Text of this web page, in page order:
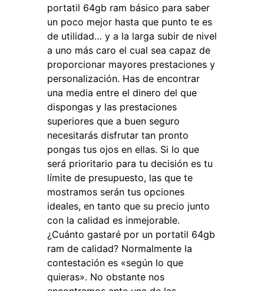
portatil 64gb ram básico para saber
un poco mejor hasta que punto te es
de utilidad… y a la larga subir de nivel
a uno más caro el cual sea capaz de
proporcionar mayores prestaciones y
personalización. Has de encontrar
una media entre el dinero del que
dispongas y las prestaciones
superiores que a buen seguro
necesitarás disfrutar tan pronto
pongas tus ojos en ellas. Si lo que
será prioritario para tu decisión es tu
límite de presupuesto, las que te
mostramos serán tus opciones
ideales, en tanto que su precio junto
con la calidad es inmejorable.
¿Cuánto gastaré por un portatil 64gb
ram de calidad? Normalmente la
contestación es «según lo que
quieras». No obstante nos